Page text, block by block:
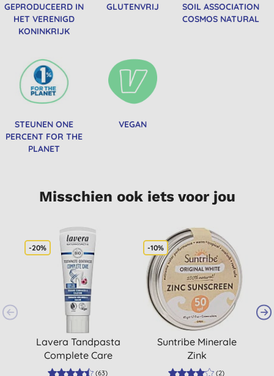
GEPRODUCEERD IN
HET VERENIGD
KONINKRIJK
GLUTENVRIJ
SOIL ASSOCIATION
COSMOS NATURAL
STEUNEN ONE
PERCENT FOR THE
PLANET
VEGAN
Misschien ook iets voor jou
-20%
Lavera Tandpasta
Complete Care
(63)
-10%
Suntribe Minerale
Zink
Zonnebrandcrème
(2)